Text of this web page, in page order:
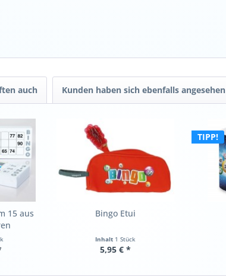
auch Kunden haben sich ebenfalls angesehen
15 aus
Bingo Etui
Inhalt 1 Stück
5,95 € *
TIPP!